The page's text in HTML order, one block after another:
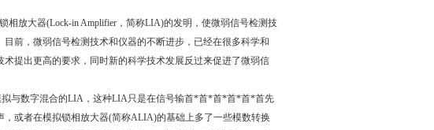
相放大器(Lock-in Amplifier，简称LIA)的发明，使微弱信号检测技
前，微弱信号检测技术和仪器的不断进步，已经在很多科学和
提出更高的要求，同时新的科学技术发展反过来促进了微弱信
与数字混合的LIA，这种LIA只是在信号输首*首*首*首*首*首先
或者在模拟锁相放大器(简称ALIA)的基础上多了一些模数转换